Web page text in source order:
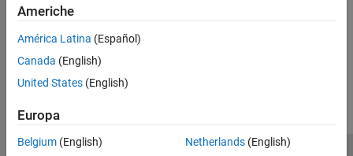
Americhe
América Latina (Español)
Canada (English)
United States (English)
Europa
Belgium (English)
Netherlands(English)